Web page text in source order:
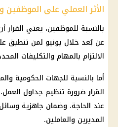
الأثر العملي على الموظفين
بالنسبة للموظفين، يعني
عن بُعد خلال يونيو لمن تنطبق
الالتزام بالمهام والتكليفات
أما بالنسبة للجهات الحكومية
القرار ضرورة تنظيم جداول
عند الحاجة، وضمان جاهزية
المديرين والعاملين.